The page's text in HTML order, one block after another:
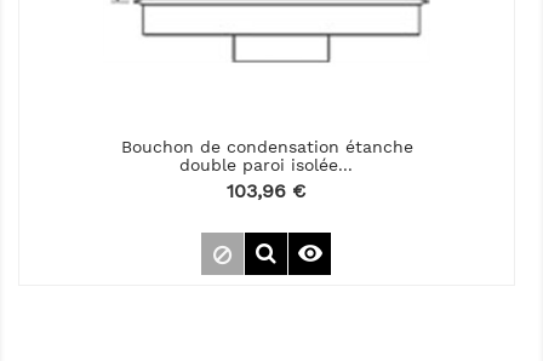
Bouchon de condensation étanche
double paroi isolée...
Prix
103,96 €
